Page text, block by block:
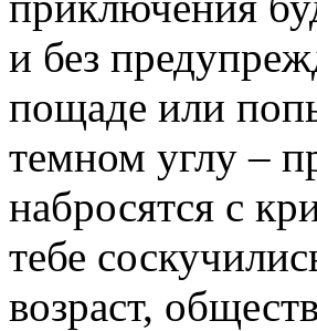
и без
пощаде или
темном углу –
набросятся с
тебе
возраст,